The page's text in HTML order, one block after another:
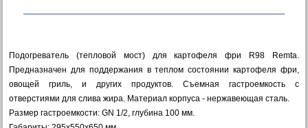
Подогреватель (тепловой мост) для картофеля фри R98 Remta.
Предназначен для поддержания в теплом состоянии картофеля фри,
овощей гриль, и других продуктов. Съемная гастроемкость с
отверстиями для слива жира. Материал корпуса - нержавеющая сталь.
Размер гастроемкости: GN 1/2, глубина 100 мм.